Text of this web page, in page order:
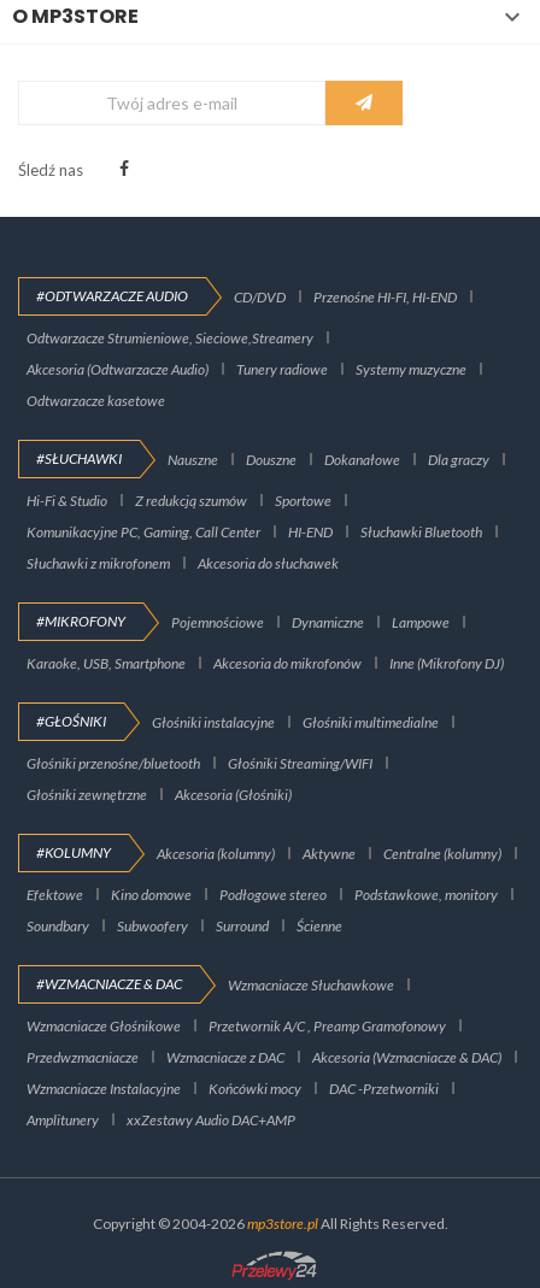
O MP3STORE 
Śledź nas
#ODTWARZACZE AUDIO CD/DVD Przenośne HI-FI, HI-END
Odtwarzacze Strumieniowe, Sieciowe,Streamery
Akcesoria (Odtwarzacze Audio)
Tunery radiowe
Systemy muzyczne
Odtwarzacze kasetowe
#SŁUCHAWKI Nauszne Douszne Dokanałowe Dla graczy
Hi-Fi & Studio Z redukcją szumów
Sportowe
Komunikacyjne PC, Gaming, Call Center
HI-END
Słuchawki Bluetooth
Słuchawki z mikrofonem
Akcesoria do słuchawek
#MIKROFONY Pojemnościowe Dynamiczne Lampowe
Karaoke, USB, Smartphone Akcesoria do mikrofonów Inne (Mikrofony DJ)
#GŁOŚNIKI Głośniki instalacyjne Głośniki multimedialne
Głośniki przenośne/bluetooth
Głośniki Streaming/WIFI
Głośniki zewnętrzne
Akcesoria (Głośniki)
#KOLUMNY Akcesoria (kolumny) Aktywne Centralne (kolumny)
Efektowe Kino domowe Podłogowe stereo
Podstawkowe, monitory
Soundbary
Subwoofery Surround Ścienne
#WZMACNIACZE & DAC Wzmacniacze Słuchawkowe
Wzmacniacze Głośnikowe
Przetwornik A/C , Preamp Gramofonowy
Przedwzmacniacze
Wzmacniacze z DAC
Akcesoria (Wzmacniacze & DAC)
Wzmacniacze Instalacyjne
Końcówki mocy
DAC -Przetworniki
Amplitunery
xxZestawy Audio DAC+AMP
Copyright © 2004-2026mp3store.plAll Rights Reserved.